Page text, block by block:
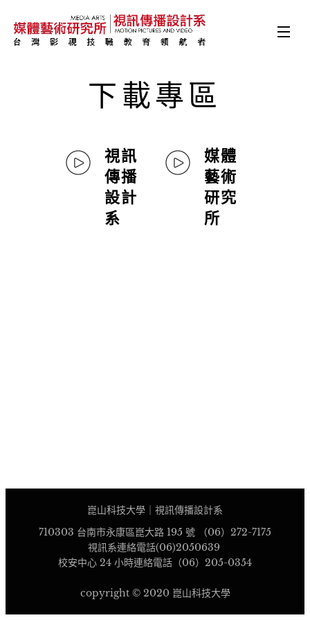
下載專區
視訊
傳播
設計
系
媒體
藝術
研究
所
崑山科技大學｜視訊傳播設計系
710303 台南市永康區崑大路 195 號 （06）272-7175
視訊系連絡電話(06)2050639
校安中心 24 小時連絡電話（06）205-0354
copyright © 2020 崑山科技大學